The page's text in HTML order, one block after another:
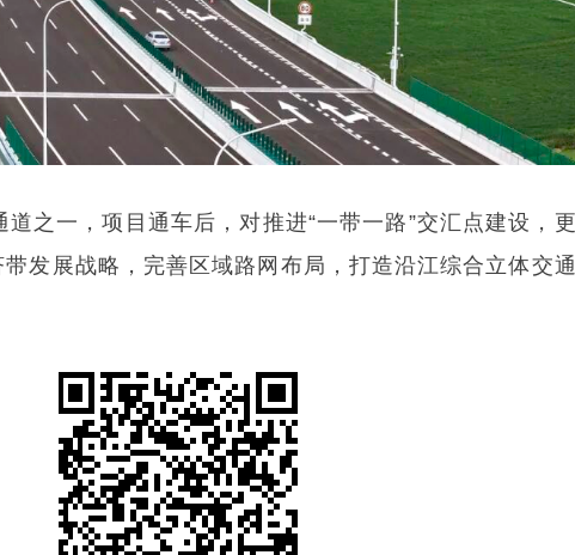
之一，项目通车后，对推进“一带一路”交汇点建设，
发展战略，完善区域路网布局，打造沿江综合立体交